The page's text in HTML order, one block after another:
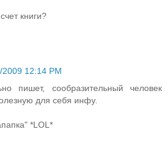
книги?
2009 12:14 PM
пишет, сообразительный человек
для себя инфу.
*LOL*